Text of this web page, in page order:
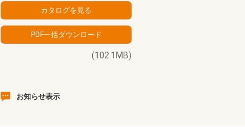
(102.1MB)
お知らせ表示